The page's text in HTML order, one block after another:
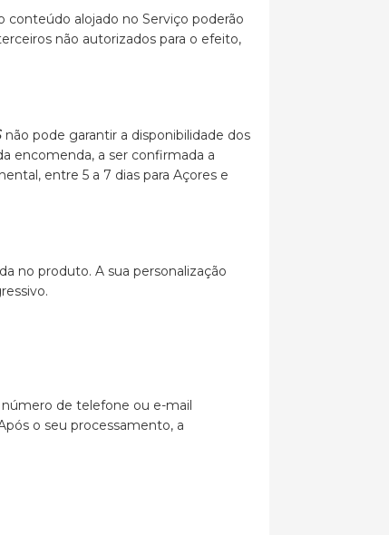
conteúdo alojado no Serviço poderão
não autorizados para o efeito,
não pode garantir a disponibilidade dos
encomenda, a ser confirmada a
entre 5 a 7 dias para Açores e
no produto. A sua personalização
número de telefone ou e-mail
o seu processamento, a